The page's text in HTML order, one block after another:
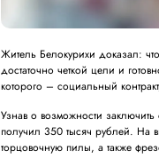
Житель Белокурихи доказал:
достаточно четкой цели и
которого – социальный
Узнав о возможности
получил 350 тысяч рублей. На
торцовочную пилы, а также